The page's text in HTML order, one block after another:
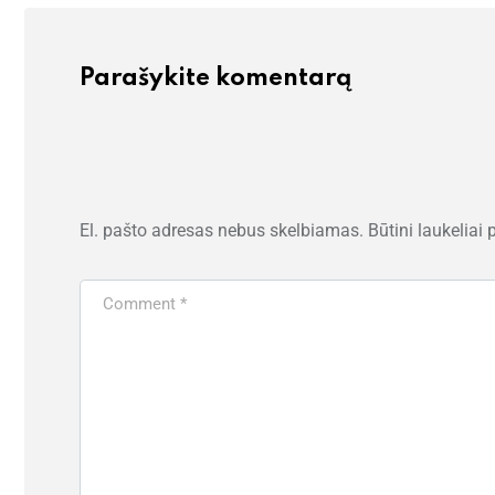
Parašykite komentarą
El. pašto adresas nebus skelbiamas. Būtini laukeliai